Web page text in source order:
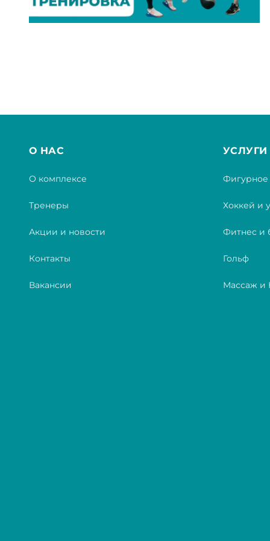
О НАС
О комплексе
Тренеры
Акции и новости
Контакты
Вакансии
УСЛУГИ
Фигурное
Хоккей и
Фитнес и
Гольф
Массаж и